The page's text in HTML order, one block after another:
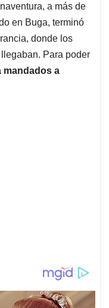
a más de
en Buga, terminó
donde los
Para poder
mandados a